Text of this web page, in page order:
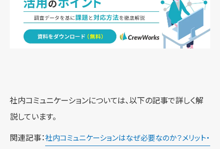
社内コミュニケーションについては、以下の記事で詳しく解
説しています。
関連記事：社内コミュニケーションはなぜ必要なのか？メリット・